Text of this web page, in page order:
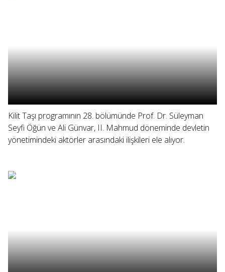
Kilit Taşı programının 28. bölümünde Prof. Dr. Süleyman
Seyfi Öğün ve Ali Günvar, II. Mahmud döneminde devletin
yönetimindeki aktörler arasındaki ilişkileri ele alıyor.